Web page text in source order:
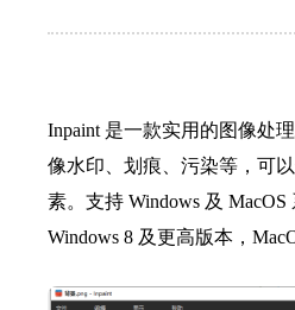
Inpaint 是一款实用的图像处
像水印、划痕、污染等，可
素。支持 Windows 及
Windows 8 及更高版本，